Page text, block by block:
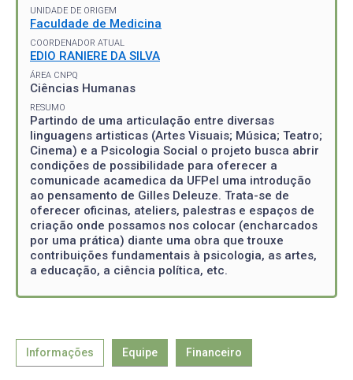
UNIDADE DE ORIGEM
Faculdade de Medicina
COORDENADOR ATUAL
EDIO RANIERE DA SILVA
ÁREA CNPQ
Ciências Humanas
RESUMO
Partindo de uma articulação entre diversas
linguagens artisticas (Artes Visuais; Música; Teatro;
Cinema) e a Psicologia Social o projeto busca abrir
condições de possibilidade para oferecer a
comunicade acamedica da UFPel uma introdução
ao pensamento de Gilles Deleuze. Trata-se de
oferecer oficinas, ateliers, palestras e espaços de
criação onde possamos nos colocar (encharcados
por uma prática) diante uma obra que trouxe
contribuições fundamentais à psicologia, as artes,
a educação, a ciência política, etc.
Informações Equipe Financeiro